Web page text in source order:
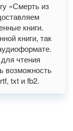
«Смерть из
книги.
книги, так
чтения
возможность
txt и fb2.